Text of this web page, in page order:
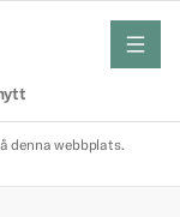
meny
denna webbplats.